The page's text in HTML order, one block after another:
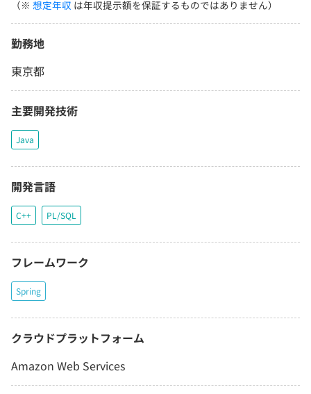
（※ 想定年収 は年収提示額を保証するものではありません）
勤務地
東京都
主要開発技術
Java
開発言語
C++ PL/SQL
フレームワーク
Spring
クラウドプラットフォーム
Amazon Web Services